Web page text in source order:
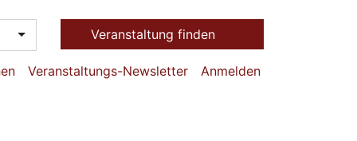
Veranstaltung finden
Veranstaltungs-Newsletter Anmelden